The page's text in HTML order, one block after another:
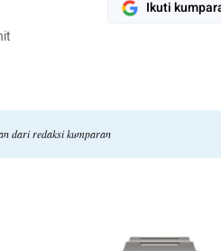
Ikuti
dari redaksi kumparan